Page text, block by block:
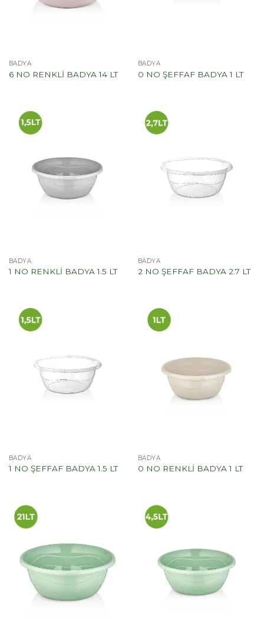
BADYA
6 NO RENKLİ BADYA 14 LT
BADYA
0 NO ŞEFFAF BADYA 1 LT
BADYA
1 NO RENKLİ BADYA 1.5 LT
BADYA
2 NO ŞEFFAF BADYA 2.7 LT
BADYA
1 NO ŞEFFAF BADYA 1.5 LT
BADYA
0 NO RENKLİ BADYA 1 LT